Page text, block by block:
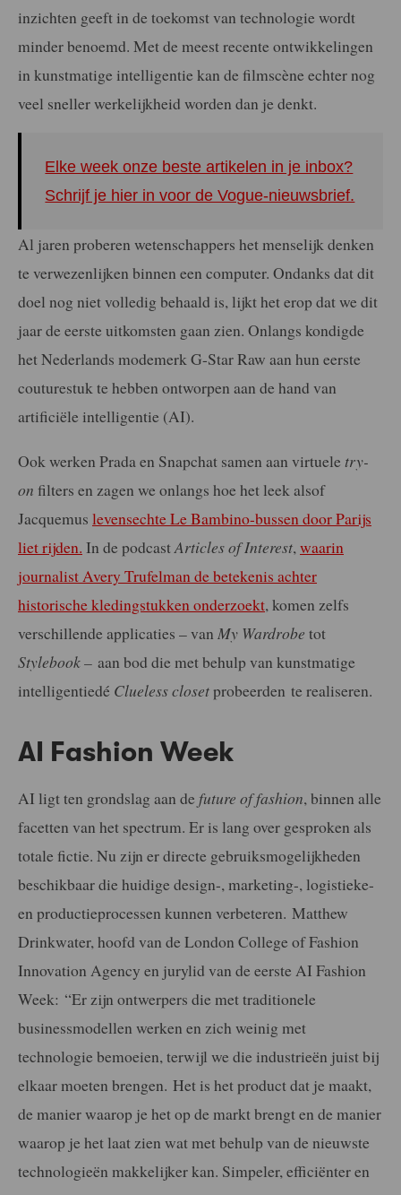
inzichten geeft in de toekomst van technologie wordt
minder benoemd. Met de meest recente ontwikkelingen
in kunstmatige intelligentie kan de filmscène echter nog
veel sneller werkelijkheid worden dan je denkt.
Elke week onze beste artikelen in je inbox?
Schrijf je hier in voor de Vogue-nieuwsbrief.
Al jaren proberen wetenschappers het menselijk denken
te verwezenlijken binnen een computer. Ondanks dat dit
doel nog niet volledig behaald is, lijkt het erop dat we dit
jaar de eerste uitkomsten gaan zien. Onlangs kondigde
het Nederlands modemerk G-Star Raw aan hun eerste
couturestuk te hebben ontworpen aan de hand van
artificiële intelligentie (AI).
Ook werken Prada en Snapchat samen aan virtuele try-
on filters en zagen we onlangs hoe het leek alsof
Jacquemus levensechte Le Bambino-bussen door Parijs
liet rijden. In de podcastArticles of Interest, waarin
journalist Avery Trufelman de betekenis achter
historische kledingstukken onderzoekt, komen zelfs
verschillende applicaties – van My Wardrobe tot
Stylebook – aan bod die met behulp van kunstmatige
intelligentiedé Clueless closetprobeerden te realiseren.
AI Fashion Week
AI ligt ten grondslag aan de future of fashion, binnen alle
facetten van het spectrum. Er is lang over gesproken als
totale fictie. Nu zijn er directe gebruiksmogelijkheden
beschikbaar die huidige design-, marketing-, logistieke-
en productieprocessen kunnen verbeteren. Matthew
Drinkwater, hoofd van de London College of Fashion
Innovation Agency en jurylid van de eerste AI Fashion
Week: “Er zijn ontwerpers die met traditionele
businessmodellen werken en zich weinig met
technologie bemoeien, terwijl we die industrieën juist bij
elkaar moeten brengen. Het is het product dat je maakt,
de manier waarop je het op de markt brengt en de manier
waarop je het laat zien wat met behulp van de nieuwste
technologieën makkelijker kan. Simpeler, efficiënter en